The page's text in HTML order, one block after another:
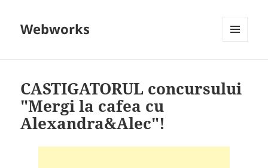
Webworks
CASTIGATORUL concursului
"Mergi la cafea cu
Alexandra&Alec"!